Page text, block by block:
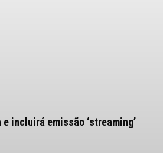
incluirá emissão ‘streaming’